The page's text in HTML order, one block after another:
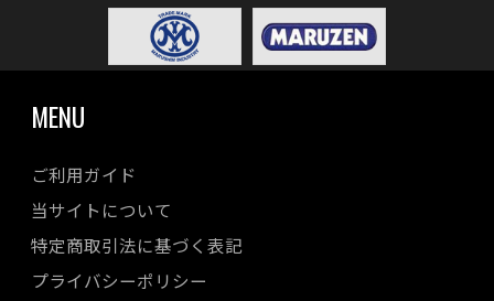
MENU
ご利用ガイド
当サイトについて
特定商取引法に基づく表記
プライバシーポリシー